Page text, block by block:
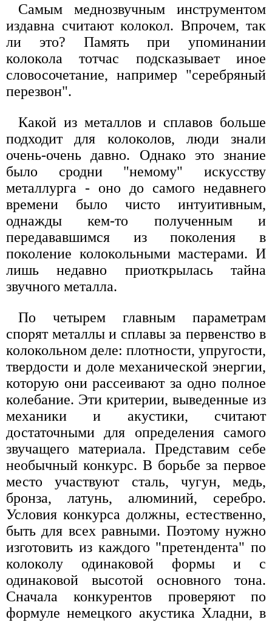
Самым меднозвучным инструментом
издавна считают колокол. Впрочем, так
ли это? Память при упоминании
колокола тотчас подсказывает иное
словосочетание, например "серебряный
перезвон".
Какой из металлов и сплавов больше
подходит для колоколов, люди знали
очень-очень давно. Однако это знание
было сродни "немому" искусству
металлурга - оно до самого недавнего
времени было чисто интуитивным,
однажды кем-то полученным и
передававшимся из поколения в
поколение колокольными мастерами. И
лишь недавно приоткрылась тайна
звучного металла.
По четырем главным параметрам
спорят металлы и сплавы за первенство в
колокольном деле: плотности, упругости,
твердости и доле механической энергии,
которую они рассеивают за одно полное
колебание. Эти критерии, выведенные из
механики и акустики, считают
достаточными для определения самого
звучащего материала. Представим себе
необычный конкурс. В борьбе за первое
место участвуют сталь, чугун, медь,
бронза, латунь, алюминий, серебро.
Условия конкурса должны, естественно,
быть для всех равными. Поэтому нужно
изготовить из каждого "претендента" по
колоколу одинаковой формы и с
одинаковой высотой основного тона.
Сначала конкурентов проверяют по
формуле немецкого акустика Хладни, в